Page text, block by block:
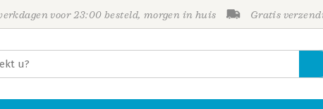
voor 23:00 besteld, morgen in huis Gratis